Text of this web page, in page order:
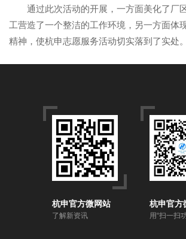
通过此次活动的开展，一方面美化了厂
工营造了一个整洁的工作环境，另一方面体
精神，使杭申志愿服务活动切实落到了实处。
杭申官方微网站
了解新资讯
杭申官方
用“扫一扫